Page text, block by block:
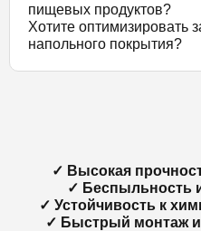
пищевых продуктов?
Хотите оптимизировать
напольного покрытия?
✓ Высокая
✓ Беспыльность
✓ Устойчивость к
✓ Быстрый монтаж и